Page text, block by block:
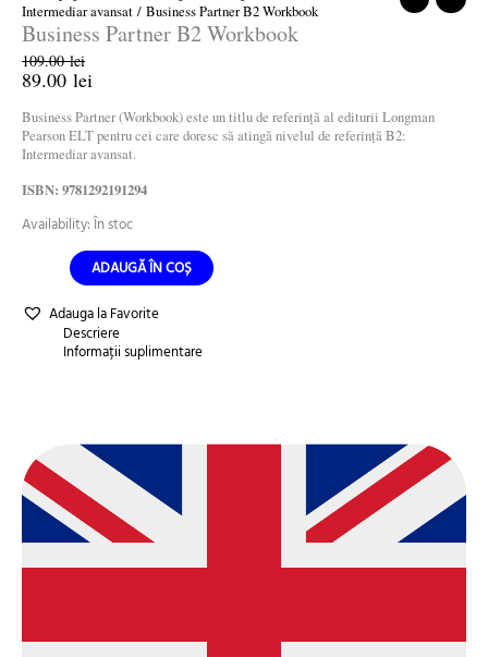
Intermediar avansat / Business Partner B2 Workbook
Business Partner B2 Workbook
109.00lei
89.00 lei
Business Partner (Workbook) este un titlu de referință al editurii Longman
Pearson ELT pentru cei care doresc să atingă nivelul de referință B2:
Intermediar avansat.
ISBN: 9781292191294
Availability: În stoc
ADAUGĂ ÎN COȘ
Adauga la Favorite
Descriere
Informații suplimentare